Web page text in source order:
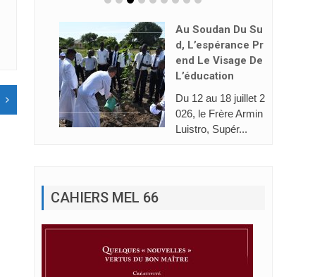
Au Soudan Du Su
D, L’espérance Pr
End Le Visage De
L’éducation
Du 12 au 18 juillet 2
026, le Frère Armin
Luistro, Supér...
CAHIERS MEL 66